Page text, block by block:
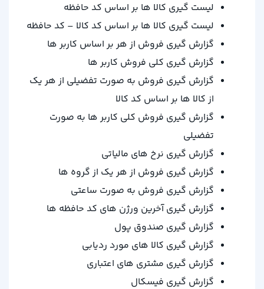
لیست گیری کالا ها بر اساس کد حافظه
لیست گیری کالا ها بر اساس کد کالا – کد حافظه
گزارش گیری فروش از هر بر اساس کاربر ها
گزارش گیری کلی فروش کاربر ها
گزارش گیری فروش به صورت تفضیلی از هر یک
از کالا ها بر اساس کد کالا
گزارش گیری فروش کلی کاربر ها به صورت
تفضیلی
گزارش گیری نرخ های مالیاتی
گزارش گیری فروش از هر یک از گروه ها
گزارش گیری فروش به صورت ساعتی
گزارش گیری آخرین ورژن های کد حافظه ها
گزارش گیری صندوق پول
گزارش گیری کالا های مورد ردیابی
گزارش گیری مشتری های اعتباری
گزارش گیری فیسکال